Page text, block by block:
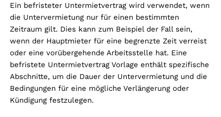
Ein befristeter Untermietvertrag wird verwendet, wenn
die Untervermietung nur für einen bestimmten
Zeitraum gilt. Dies kann zum Beispiel der Fall sein,
wenn der Hauptmieter für eine begrenzte Zeit verreist
oder eine vorübergehende Arbeitsstelle hat. Eine
befristete Untermietvertrag Vorlage enthält spezifische
Abschnitte, um die Dauer der Untervermietung und die
Bedingungen für eine mögliche Verlängerung oder
Kündigung festzulegen.